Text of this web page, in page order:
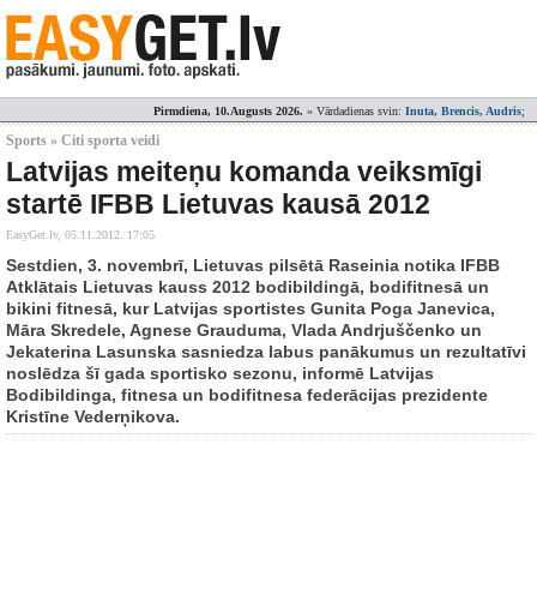
Pirmdiena, 10.Augusts 2026. » Vārdadienas svin: Inuta, Brencis, Audris;
Sports » Citi sporta veidi
Latvijas meiteņu komanda veiksmīgi
startē IFBB Lietuvas kausā 2012
EasyGet.lv, 05.11.2012. 17:05
Sestdien, 3. novembrī, Lietuvas pilsētā Raseinia notika IFBB
Atklātais Lietuvas kauss 2012 bodibildingā, bodifitnesā un
bikini fitnesā, kur Latvijas sportistes Gunita Poga Janevica,
Māra Skredele, Agnese Grauduma, Vlada Andrjuščenko un
Jekaterina Lasunska sasniedza labus panākumus un rezultatīvi
noslēdza šī gada sportisko sezonu, informē Latvijas
Bodibildinga, fitnesa un bodifitnesa federācijas prezidente
Kristīne Vederņikova.